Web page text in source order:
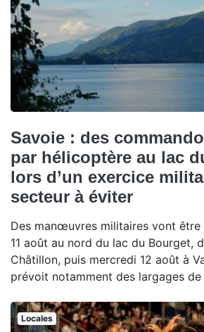
Savoie : des
par hélicoptère au lac
lors d’un exercice
secteur à éviter
Des manœuvres militaires vont être
11 août au nord du lac du Bourget,
Châtillon, puis mercredi 12 août à
prévoit notamment des largages de
Locales